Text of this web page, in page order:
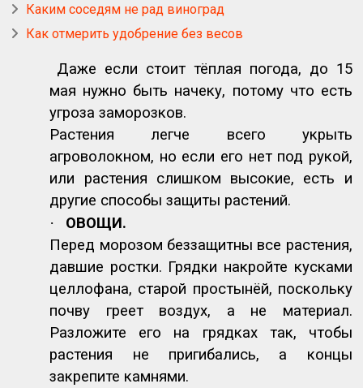
Каким соседям не рад виноград
Как отмерить удобрение без весов
Даже если стоит тёплая погода, до 15
мая нужно быть начеку, потому что есть
угроза заморозков.
Растения легче всего укрыть
агроволокном, но если его нет под рукой,
или растения слишком высокие, есть и
другие способы защиты растений.
·
ОВОЩИ.
Перед морозом беззащитны все растения,
давшие ростки. Грядки накройте кусками
целлофана, старой простынёй, поскольку
почву греет воздух, а не материал.
Разложите его на грядках так, чтобы
растения не пригибались, а концы
закрепите камнями.